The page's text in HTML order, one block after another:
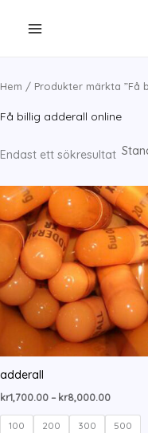
Hem / Produkter märkta ”Få
Få billig adderall online
Endast ett sökresultat
adderall
kr1,700.00– kr8,000.00
till
100 200 300 500